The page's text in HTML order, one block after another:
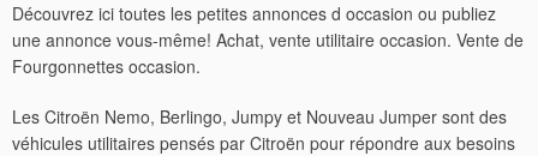
Découvrez ici toutes les petites annonces d occasion ou publiez
une annonce vous-même! Achat, vente utilitaire occasion. Vente de
Fourgonnettes occasion.
Les Citroën Nemo, Berlingo, Jumpy et Nouveau Jumper sont des
véhicules utilitaires pensés par Citroën pour répondre aux besoins